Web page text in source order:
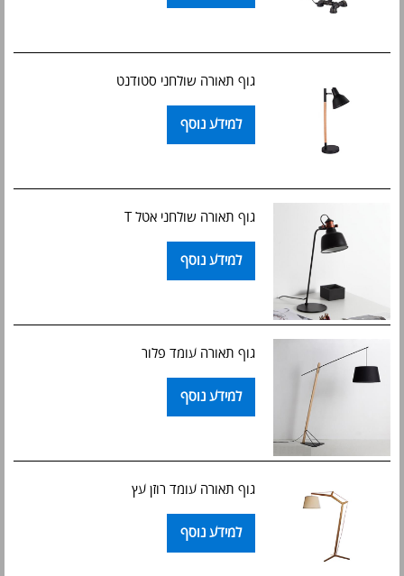
גוף תאורה שולחני סטודנט
למידע נוסף
גוף תאורה שולחני אטל T
למידע נוסף
גוף תאורה עומד פלור
למידע נוסף
גוף תאורה עומד רוזן עץ
למידע נוסף